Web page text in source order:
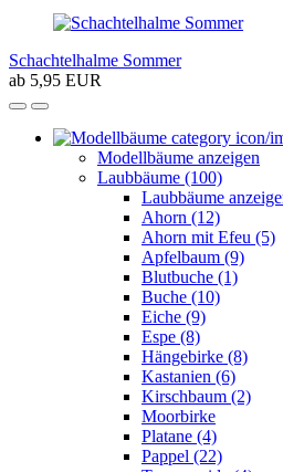
Schachtelhalme Sommer
ab 5,95 EUR
Modellbäume anzeigen
Laubbäume (100)
Laubbäume
Ahorn (12)
Ahorn mit Efeu (5)
Apfelbaum (9)
Blutbuche (1)
Buche (10)
Eiche (9)
Espe (8)
Hängebirke (8)
Kastanien (6)
Kirschbaum (2)
Moorbirke
Platane (4)
Pappel (22)